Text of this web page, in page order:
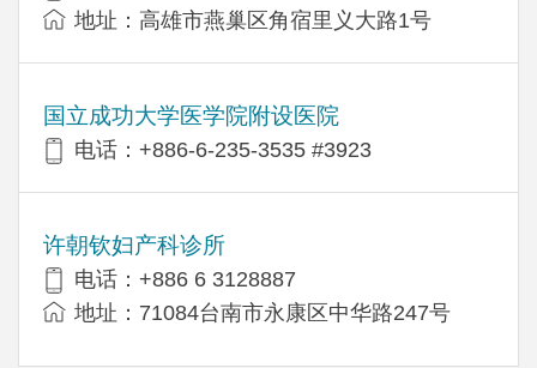
地址：高雄市燕巢区角宿里义大路1号
国立成功大学医学院附设医院
电话：+886-6-235-3535 #3923
许朝钦妇产科诊所
电话：+886 6 3128887
地址：71084台南市永康区中华路247号